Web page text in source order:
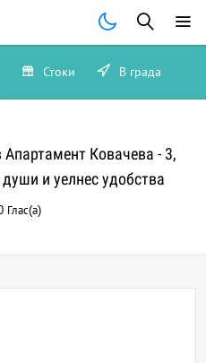
Стоки В града
Ковачева - 3,
и уелнес удобства
Глас(а)